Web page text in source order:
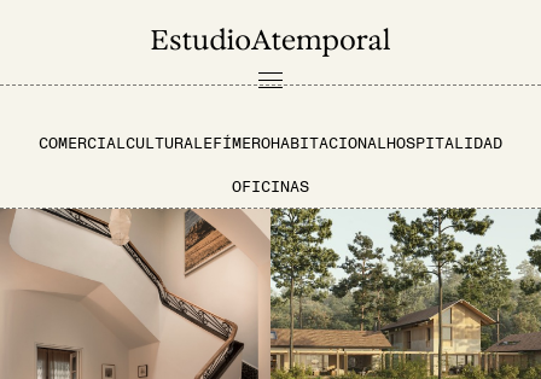
CONTACTO
EN
COMERCIAL CULTURAL EFÍMEROHABITACIONAL HOSPITALIDAD
OFICINAS